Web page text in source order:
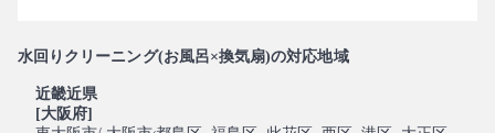
水回りクリーニング(お風呂×換気扇)の対応地域
近畿近県
[大阪府]